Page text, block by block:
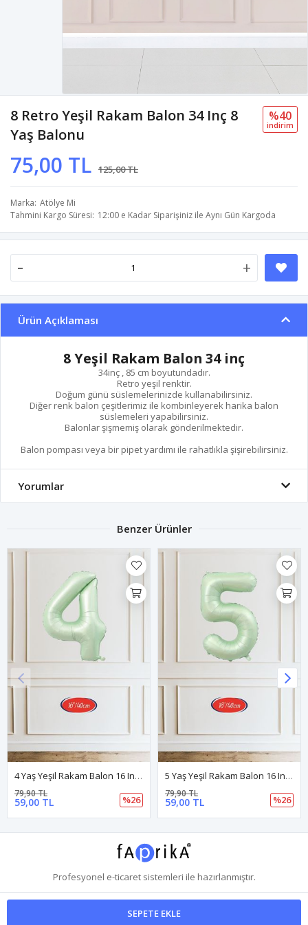
8 Retro Yeşil Rakam Balon 34 Inç 8
Yaş Balonu
75,00 TL 125,00 TL
%40
i̇ndi̇ri̇m
Marka Atölye Mi
Tahmini Kargo Süresi 12:00 e Kadar Siparişiniz ile Aynı Gün Kargoda
- +
SEPETE EKLE
Ürün Açıklaması
8 Yeşil Rakam Balon 34 inç
34inç , 85 cm boyutundadır.
Retro yeşil renktir.
Doğum günü süslemelerinizde kullanabilirsiniz.
Diğer renk balon çeşitlerimiz ile kombinleyerek harika balon
süslemeleri yapabilirsiniz.
Balonlar şişmemiş olarak gönderilmektedir.
Balon pompası veya bir pipet yardımı ile rahatlıkla şişirebilirsiniz.
Yorumlar
Benzer Ürünler
4 Yaş Yeşil Rakam Balon 16 Inç 40cm
59,00 TL
79,90 TL
%26
5 Yaş Yeşil Rakam Balon 16 Inç 40cm
59,00 TL
79,90 TL
%26
Profesyonel e-ticaretsistemleri ile hazırlanmıştır.